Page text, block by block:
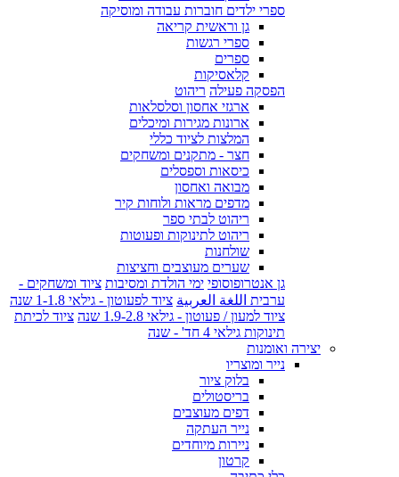
ספרי ילדים חוברות עבודה ומוסיקה
גן וראשית קריאה
ספרי רגשות
ספרים
קלאסיקות
הפסקה פעילה ריהוט
ארגזי אחסון וסלסלאות
ארונות מגירות ומיכלים
המלצות לציוד כללי
חצר - מתקנים ומשחקים
כיסאות וספסלים
מבואה ואחסון
מדפים מראות ולוחות קיר
ריהוט לבתי ספר
ריהוט לתינוקות ופעוטות
שולחנות
שערים מעוצבים וחציצות
גן אנטרופוסופי ימי הולדת ומסיבות ציוד ומשחקים -
ערבית اللغة العربية ציוד לפעוטון - גילאי 1-1.8 שנה
ציוד למעון / פעוטון - גילאי 1.9-2.8 שנה
ציוד לכיתת
תינוקות גילאי 4 חד' - שנה
יצירה ואומנות
נייר ומוצריו
בלוק ציור
בריסטולים
דפים מעוצבים
נייר העתקה
ניירות מיוחדים
קרטון